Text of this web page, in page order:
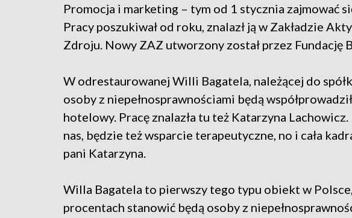
Promocja i marketing – tym od 1 stycznia zajmować
Pracy poszukiwał od roku, znalazł ją w Zakładzie
Zdroju. Nowy ZAZ utworzony został przez Fundację
W odrestaurowanej Willi Bagatela, należącej do
osoby z niepełnosprawnościami będą
hotelowy. Pracę znalazła tu też Katarzyna
nas, będzie też wsparcie terapeutyczne, no i cała
pani Katarzyna.
Willa Bagatela to pierwszy tego typu obiekt w
procentach stanowić będą osoby z